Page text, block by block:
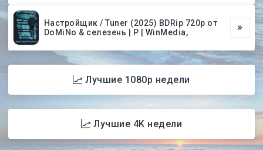
Настройщик / Tuner (2025) BDRip 720p от
DoMiNo & селезень | P | WinMedia,
Лучшие 1080p недели
Лучшие 4K недели